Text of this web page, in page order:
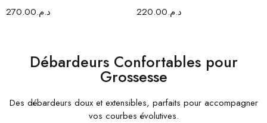
د.م.270.00
د.م.220.00
Débardeurs Confortables pour
Grossesse
Des débardeurs doux et extensibles, parfaits pour accompagner
vos courbes évolutives.